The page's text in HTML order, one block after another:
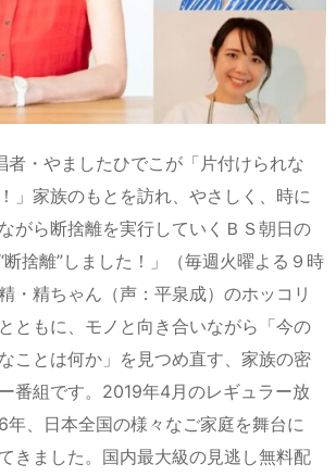
者・やましたひでこが「片付けられな
」家族のもとを訪れ、やさしく、時に
がら断捨離を実行していくＢＳ朝日の
断捨離”しました！」（毎週火曜よる９時
・精ちゃん（声：平泉成）のホッコリ
ともに、モノと向き合いながら「今の
ことは何か」を見つめ直す、家族の密
番組です。2019年4月のレギュラー放
年、日本全国の様々なご家庭を舞台に
きました。国内最大級の見逃し無料配